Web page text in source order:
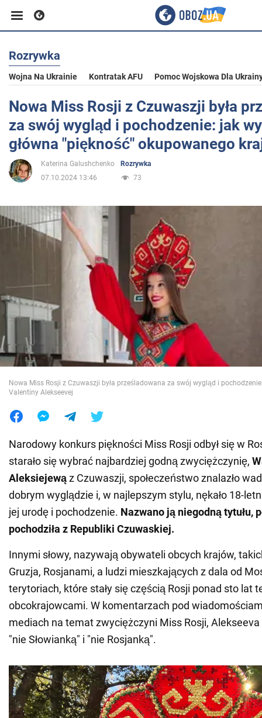
Biznes
Sport
Rozrywka
Życie
Polityka
Społeczeństwo
Wojna na Ukrainie
Jedzenie
Rozrywka
Wojna Na Ukrainie Kontratak AFU Pomoc Wojskowa Dla
Nowa Miss Rosji z Czuwaszji była
za swój wygląd i pochodzenie: jak
główna "piękność" okupowanego
Katerina Galushchenko
Rozrywka
07.10.2024 13:46
73
Nowa Miss Rosji z Czuwaszji była prześladowana za swój wygląd i
Valentiny Alekseevej
Narodowy konkurs piękności Miss Rosji odbył się w
starało się wybrać najbardziej godną zwyciężczynię,
Aleksiejewąz Czuwaszji, społeczeństwo znalazło
dobrym wyglądzie i, w najlepszym stylu, nękało 18-
jej urodę i pochodzenie. Nazwano ją niegodną tytułu,
pochodziła z Republiki Czuwaskiej.
Innymi słowy, nazywają obywateli obcych krajów,
Gruzja, Rosjanami, a ludzi mieszkających z dala od
terytoriach, które stały się częścią Rosji ponad sto lat
obcokrajowcami. W komentarzach pod
mediach na temat zwyciężczyni Miss Rosji, Alekseeva
"nie Słowianką" i "nie Rosjanką".